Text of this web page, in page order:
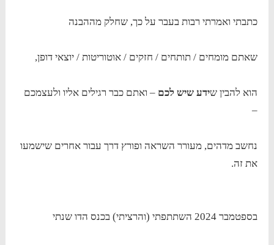
כתבתי ואמרתי רבות בעבר על כך, שחלק מההבנה
שאתם מומחים / תותחים / חזקים / אוטוריטות / יוצאי דופן,
הוא להבין שידע שיש לכם – ואתם כבר רגילים אליו ולעצמכם
–
נחשב מדהים, מעורר השראה ופורץ דרך עבור אחרים שישמעו
את זה.
בספטמבר 2024 השתתפתי (והרציתי) בכנס הדו שנתי